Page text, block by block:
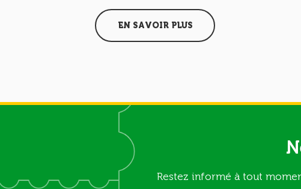
EN SAVOIR PLUS
Restez informé à tout